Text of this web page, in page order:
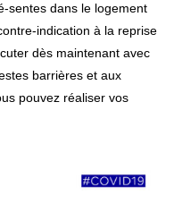
sentes dans le logement
indication à la reprise
dès maintenant avec
barrières et aux
pouvez réaliser vos